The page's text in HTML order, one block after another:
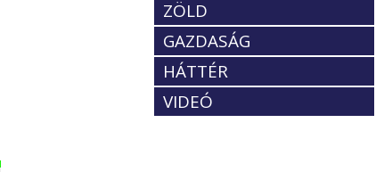
ZÖLD
GAZDASÁG
HÁTTÉR
VIDEÓ